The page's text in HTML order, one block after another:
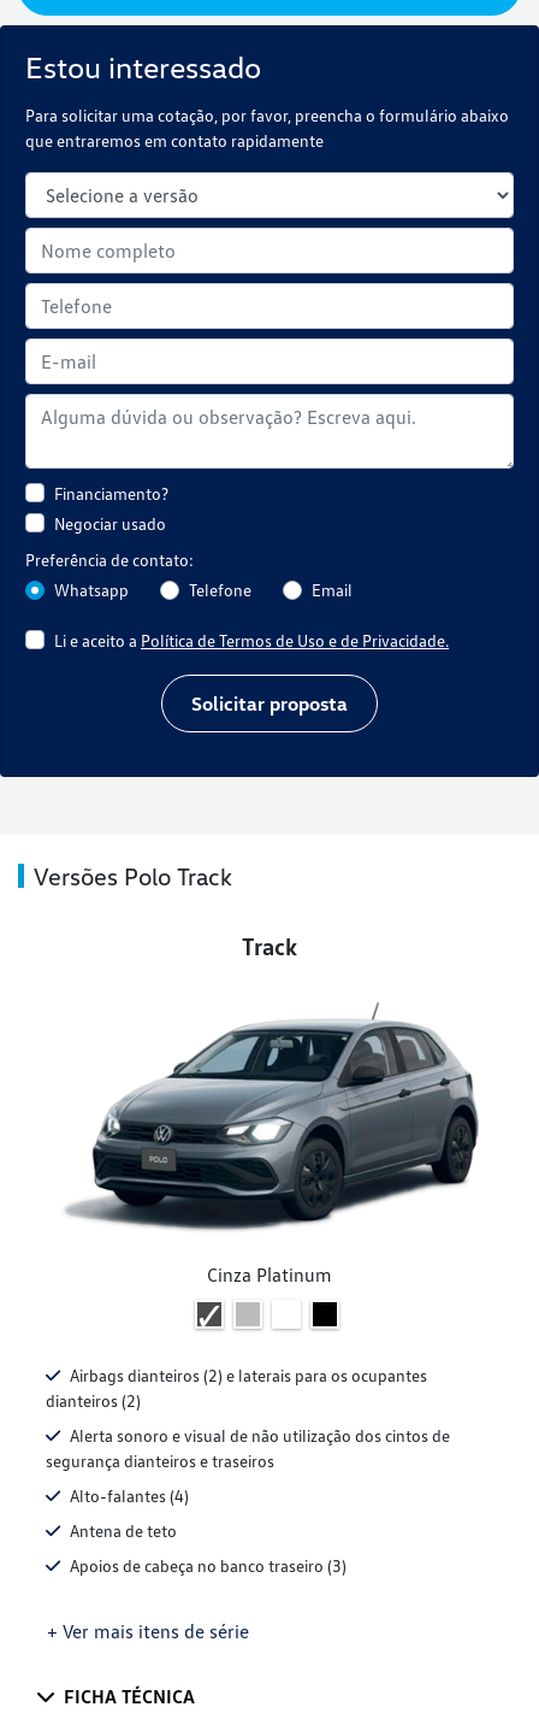
Estou interessado
Para solicitar uma cotação, por favor, preencha o formulário abaixo
que entraremos em contato rapidamente
Financiamento?
Negociar usado
Preferência de contato:
Whatsapp
Telefone Email
Li e aceito a Política de Termos de Uso e de Privacidade.
Solicitar proposta
Versões Polo Track
Track
Cinza Platinum
Airbags dianteiros (2) e laterais para os ocupantes
dianteiros (2)
Alerta sonoro e visual de não utilização dos cintos de
segurança dianteiros e traseiros
Alto-falantes (4)
Antena de teto
Apoios de cabeça no banco traseiro (3)
+ Ver mais itens de série
FICHA TÉCNICA